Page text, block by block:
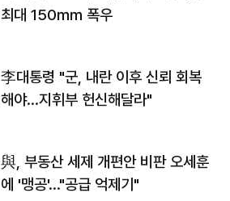
최대 150㎜ 폭우
李대통령 "군, 내란 이후 신뢰 회복
해야…지휘부 헌신해달라"
與, 부동산 세제 개편안 비판 오세훈
에 '맹공'…"공급 억제기"